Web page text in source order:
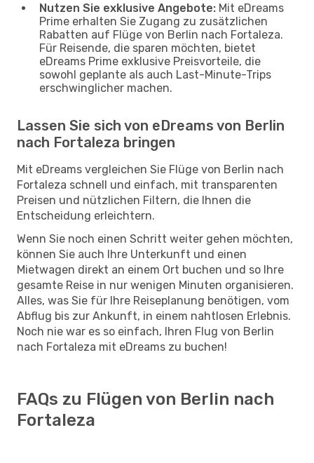
Nutzen Sie exklusive Angebote: Mit eDreams
Prime erhalten Sie Zugang zu zusätzlichen
Rabatten auf Flüge von Berlin nach Fortaleza.
Für Reisende, die sparen möchten, bietet
eDreams Prime exklusive Preisvorteile, die
sowohl geplante als auch Last-Minute-Trips
erschwinglicher machen.
Lassen Sie sich von eDreams von Berlin
nach Fortaleza bringen
Mit eDreams vergleichen Sie Flüge von Berlin nach
Fortaleza schnell und einfach, mit transparenten
Preisen und nützlichen Filtern, die Ihnen die
Entscheidung erleichtern.
Wenn Sie noch einen Schritt weiter gehen möchten,
können Sie auch Ihre Unterkunft und einen
Mietwagen direkt an einem Ort buchen und so Ihre
gesamte Reise in nur wenigen Minuten organisieren.
Alles, was Sie für Ihre Reiseplanung benötigen, vom
Abflug bis zur Ankunft, in einem nahtlosen Erlebnis.
Noch nie war es so einfach, Ihren Flug von Berlin
nach Fortaleza mit eDreams zu buchen!
FAQs zu Flügen von Berlin nach
Fortaleza